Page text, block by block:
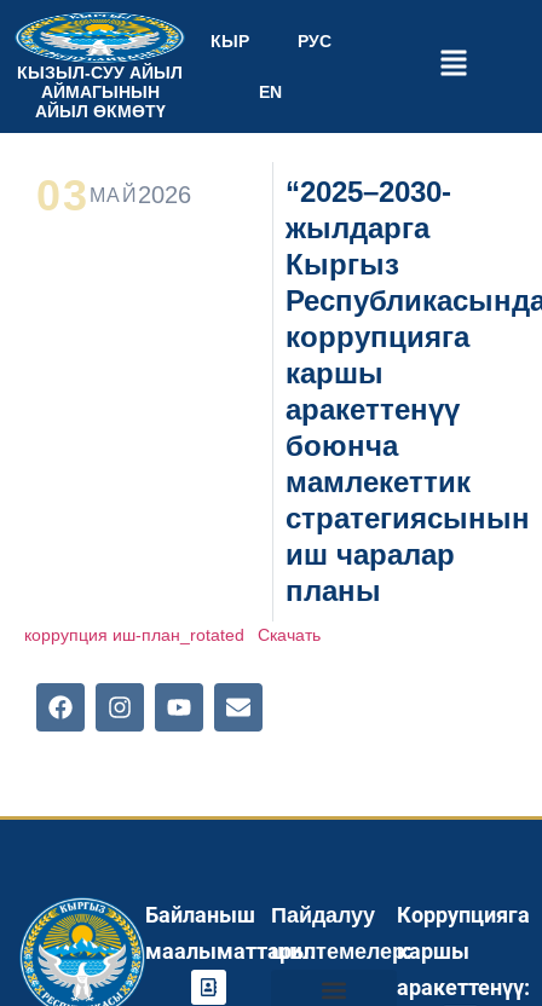
КЫЗЫЛ-СУУ АЙЫЛ
АЙМАГЫНЫН
АЙЫЛ ӨКМӨТҮ
КЫР РУС
EN
03 МАЙ 2026
“2025–2030-
жылдарга
Кыргыз
коррупцияга
каршы
аракеттенүү
боюнча
мамлекеттик
стратегиясынын
иш чаралар
планы
коррупция иш-план_rotated Скачать
Байланыш
маалыматтары:
Пайдалуу
шилтемелер:
Коррупцияга
каршы
аракеттенүү: